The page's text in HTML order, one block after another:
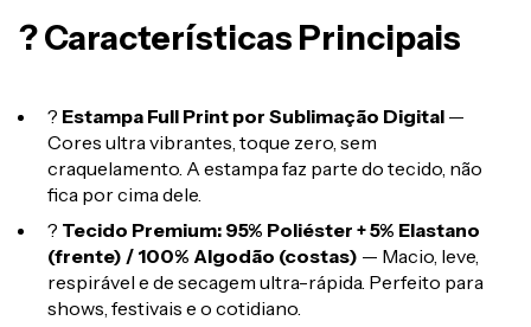
? Características Principais
? Estampa Full Print por Sublimação Digital —
Cores ultra vibrantes, toque zero, sem
craquelamento. A estampa faz parte do tecido, não
fica por cima dele.
? Tecido Premium: 95% Poliéster + 5% Elastano
(frente) / 100% Algodão (costas) — Macio, leve,
respirável e de secagem ultra-rápida. Perfeito para
shows, festivais e o cotidiano.